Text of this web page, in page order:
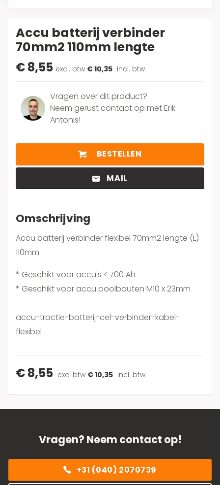
Accu batterij verbinder
70mm2 110mm lengte
€ 8,55 excl. btw € 10,35 incl. btw
Vragen over dit product?
Neem gerust contact op met Erik
Antonis!
BESTELLEN
MAIL
Omschrijving
Accu batterij verbinder flexibel 70mm2 lengte (L)
110mm
* Geschikt voor accu's < 700 Ah
* Geschikt voor accu poolbouten M10 x 23mm
accu-tractie-batterij-cel-verbinder-kabel-
flexibel
€ 8,55 excl btw € 10,35 incl. btw
Vragen? Neem contact op!
+31 (040) 2070739